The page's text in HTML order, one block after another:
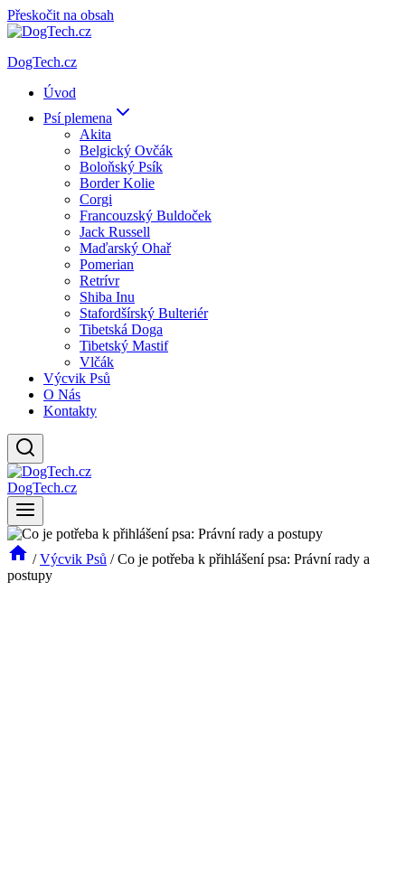
Přeskočit na obsah
DogTech.cz
Úvod
Psí plemena
Akita
Belgický Ovčák
Boloňský Psík
Border Kolie
Corgi
Francouzský Buldoček
Jack Russell
Maďarský Ohař
Pomerian
Retrívr
Shiba Inu
Stafordšírský Bulteriér
Tibetská Doga
Tibetský Mastif
Vlčák
Výcvik Psů
O Nás
Kontakty
DogTech.cz
/ Výcvik Psů / Co je potřeba k přihlášení psa: Právní rady a
postupy